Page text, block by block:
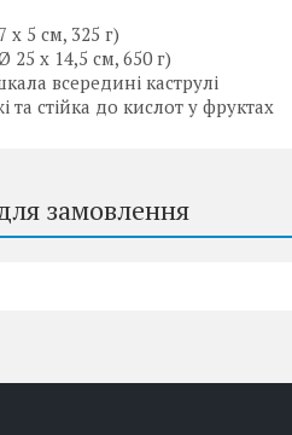
x 5 см, 325 г)
25 x 14,5 см, 650 г)
всередині каструлі
та стійка до кислот у фруктах
замовлення